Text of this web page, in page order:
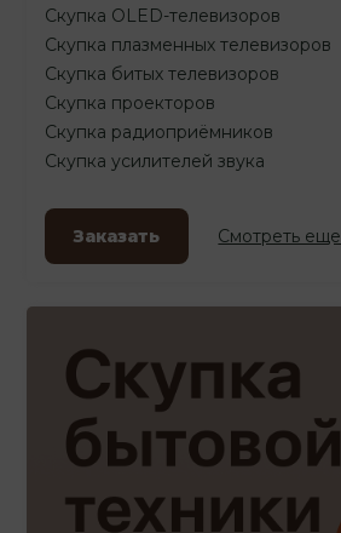
Скупка OLED-телевизоров
Скупка плазменных телевизоров
Скупка битых телевизоров
Скупка проекторов
Скупка радиоприёмников
Скупка усилителей звука
Заказать Смотреть еще